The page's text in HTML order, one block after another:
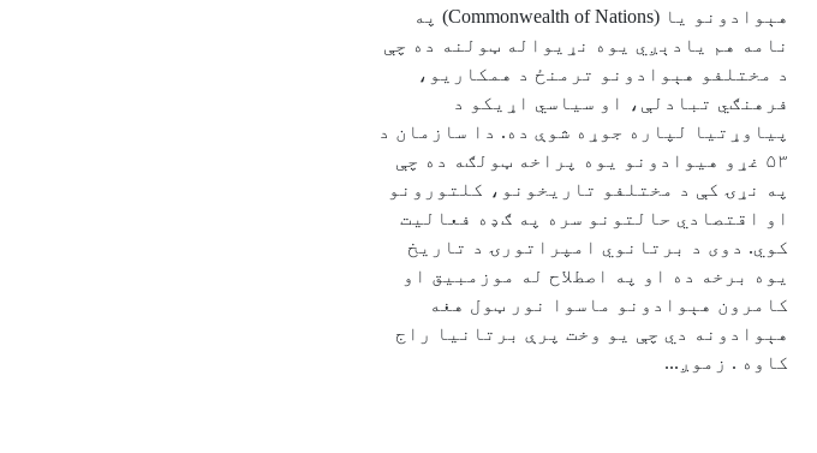
هېوادونو يا (Commonwealth of Nations) په
نامه هم يادېږي یوه نړیواله ټولنه ده چې
د مختلفو هېوادونو ترمنځ د همکاریو،
فرهنګي تبادلې، او سیاسي اړیکو د
پیاوړتیا لپاره جوړه شوې ده. دا سازمان د
۵۳ غړو هیوادونو یوه پراخه ټولګه ده چې
په نړۍ کې د مختلفو تاریخونو، کلتورونو
او اقتصادي حالتونو سره په ګډه فعالیت
کوي. دوی د برتانوي امپراتورۍ د تاریخ
یوه برخه ده او په اصطلاح له موزمبيق او
کامرون هېوادونو ماسوا نور ټول هغه
هېوادونه دي چې يو وخت پرې برتانيا راج
کاوه . زموږ...